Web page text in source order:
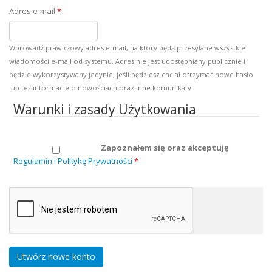
Adres e-mail *
Wprowadź prawidłowy adres e-mail, na który będą przesyłane wszystkie
wiadomości e-mail od systemu. Adres nie jest udostępniany publicznie i
będzie wykorzystywany jedynie, jeśli będziesz chciał otrzymać nowe hasło
lub też informacje o nowościach oraz inne komunikaty.
Warunki i zasady Użytkowania
Zapoznałem się oraz akceptuję
Regulamin i Politykę Prywatności *